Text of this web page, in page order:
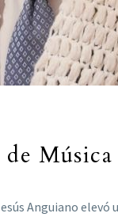
Anguiano